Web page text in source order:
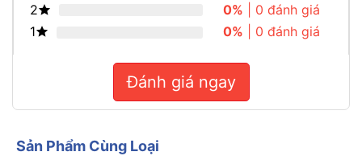
2
0% | 0 đánh giá
1
0% | 0 đánh giá
Đánh giá ngay
Sản Phẩm Cùng Loại